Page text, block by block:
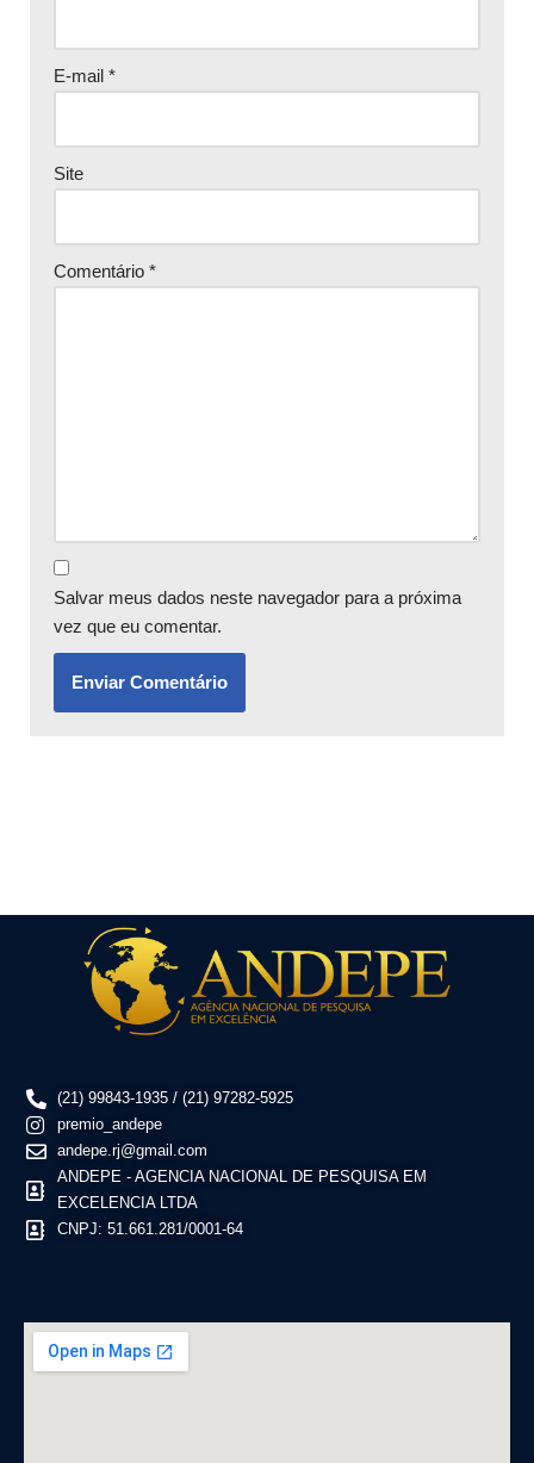
E-mail *
Site
Comentário *
Salvar meus dados neste navegador para a próxima
vez que eu comentar.
(21) 99843-1935 / (21) 97282-5925
premio_andepe
andepe.rj@gmail.com
ANDEPE - AGENCIA NACIONAL DE PESQUISA EM
EXCELENCIA LTDA
CNPJ: 51.661.281/0001-64